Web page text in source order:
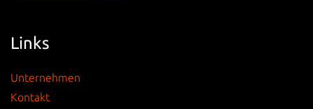
Links
Unternehmen
Kontakt